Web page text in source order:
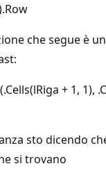
che segue è
+ 1, 1),
sto dicendo
si trovano